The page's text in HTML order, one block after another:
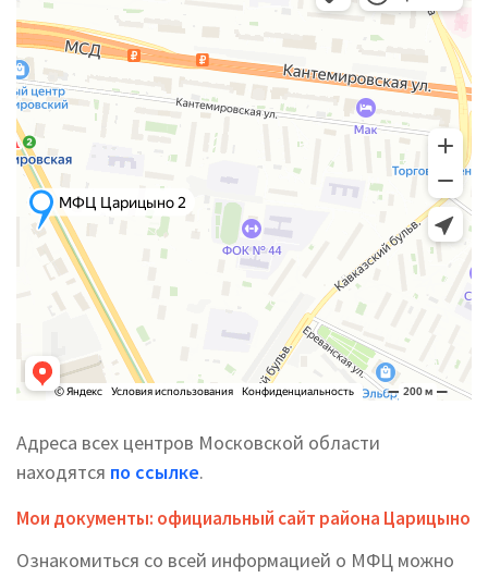
Адреса всех центров Московской области
находятся по ссылке.
Мои документы: официальный сайт района Царицыно
Ознакомиться со всей информацией о МФЦ можно